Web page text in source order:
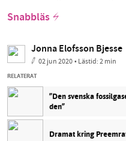
Snabbläs
Jonna Elofsson Bjesse
02 jun 2020• Lästid:2 min
RELATERAT
”Den svenska
den”
Dramat kring